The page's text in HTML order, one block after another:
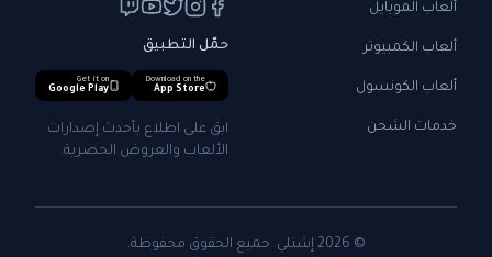
ألعاب الموبايل
ألعاب الكمبيوتر
ألعاب الكونسول
خدمات الشحن
حمّل التطبيق
Download on the
App Store
Get it on
Google Play
ابق على اطلاع بأحدث إصدارات
الألعاب والعروض الحصرية.
© 2026 إشنلي. جميع الحقوق محفوظة.